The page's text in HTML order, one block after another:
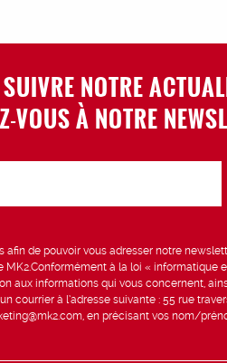
NOTRE
VOUS À NOTRE
de pouvoir vous adresser notre
à la loi « informatique
aux informations qui vous concernent,
courrier à l’adresse suivante : 55 rue
en précisant vos nom/